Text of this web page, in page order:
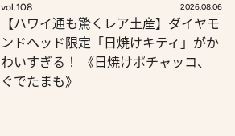
vol.108 2026.08.06
【ハワイ通も驚くレア土産】ダイヤモ
ンドヘッド限定「日焼けキティ」がか
わいすぎる！ 《日焼けポチャッコ、
ぐでたまも》